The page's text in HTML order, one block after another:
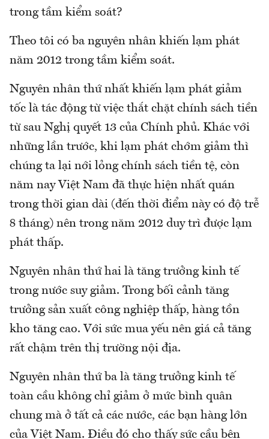
trong tầm kiểm soát?
Theo tôi có ba nguyên nhân khiến lạm phát
năm 2012 trong tầm kiểm soát.
Nguyên nhân thứ nhất khiến lạm phát giảm
tốc là tác động từ việc thắt chặt chính sách tiền
từ sau Nghị quyết 13 của Chính phủ. Khác với
những lần trước, khi lạm phát chớm giảm thì
chúng ta lại nới lỏng chính sách tiền tệ, còn
năm nay Việt Nam đã thực hiện nhất quán
trong thời gian dài (đến thời điểm này có độ trễ
8 tháng) nên trong năm 2012 duy trì được lạm
phát thấp.
Nguyên nhân thứ hai là tăng trưởng kinh tế
trong nước suy giảm. Trong bối cảnh tăng
trưởng sản xuất công nghiệp thấp, hàng tồn
kho tăng cao. Với sức mua yếu nên giá cả tăng
rất chậm trên thị trường nội địa.
Nguyên nhân thứ ba là tăng trưởng kinh tế
toàn cầu không chỉ giảm ở mức bình quân
chung mà ở tất cả các nước, các bạn hàng lớn
của Việt Nam. Điều đó cho thấy sức cầu bên